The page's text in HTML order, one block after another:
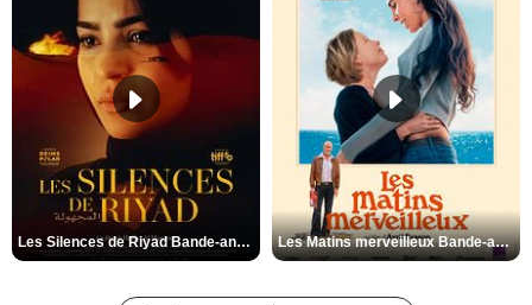
Les Silences de Riyad Bande-annonce VO STFR Les Matins merveilleux Bande-annonce VF